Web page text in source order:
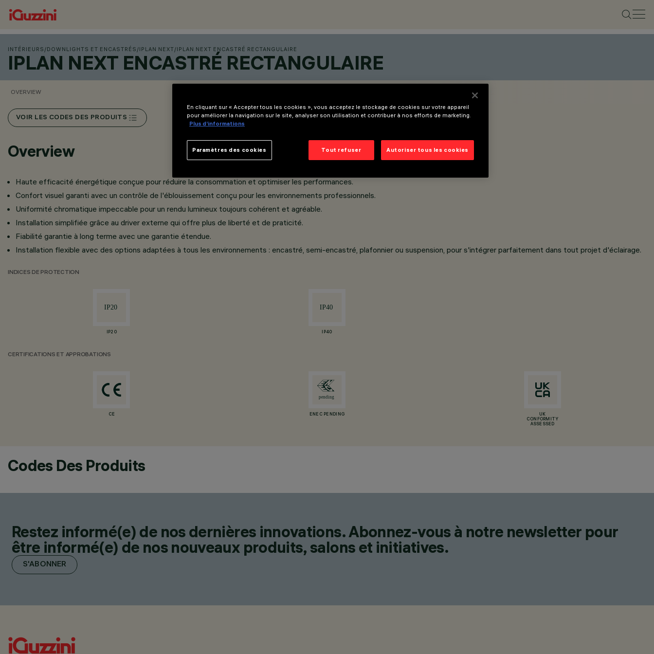
INTÉRIEURS /DOWNLIGHTS ET ENCASTRÉS /IPLAN NEXT/IPLAN NEXT ENCASTRÉ RECTANGULAIRE
IPLAN NEXT ENCASTRÉ RECTANGULAIRE
OVERVIEW
VOIR LES CODES DES PRODUITS
Overview
Haute efficacité énergétique conçue pour réduire la consommation et optimiser les performances.
Confort visuel garanti avec un contrôle de l'éblouissement conçu pour les environnements professionnels.
Uniformité chromatique impeccable pour un rendu lumineux toujours cohérent et agréable.
Installation simplifiée grâce au driver externe qui offre plus de liberté et de praticité.
Fiabilité garantie à long terme avec une garantie étendue.
Installation flexible avec des options adaptées à tous les environnements : encastré, semi-encastré, plafonnier ou suspension, pour s'intégrer parfaitement dans tout projet d'éclairage.
INDICES DE PROTECTION
IP20 IP40
CERTIFICATIONS ET APPROBATIONS
CE ENEC PENDING
UK
CONFORMITY
ASSESSED
Codes Des Produits
Restez informé(e) de nos dernières innovations. Abonnez-vous à notre newsletter pour
être informé(e) de nos nouveaux produits, salons et initiatives.
S'ABONNER
En cliquant sur « Accepter tous les cookies », vous acceptez le stockage de cookies sur votre appareil
pour améliorer la navigation sur le site, analyser son utilisation et contribuer à nos efforts de marketing.
Plus d’informations
Tout refuser Autoriser tous les cookies
Paramètres des cookies